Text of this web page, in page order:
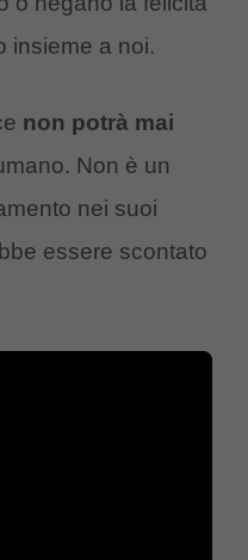
insieme a noi.
non potrà mai
Non è un
nei suoi
essere scontato